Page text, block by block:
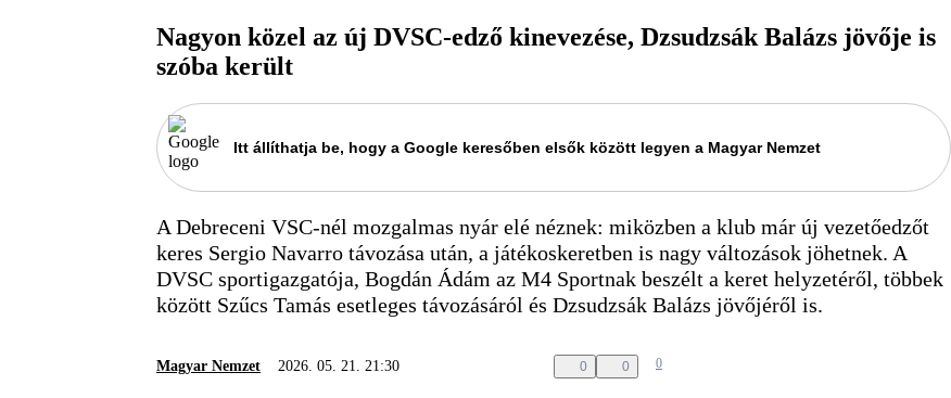
Nagyon közel az új DVSC-edző kinevezése, Dzsudzsák Balázs jövője is
szóba került
Itt állíthatja be, hogy a Google keresőben elsők között legyen a Magyar Nemzet
A Debreceni VSC-nél mozgalmas nyár elé néznek: miközben a klub már új vezetőedzőt
keres Sergio Navarro távozása után, a játékoskeretben is nagy változások jöhetnek. A
DVSC sportigazgatója, Bogdán Ádám az M4 Sportnak beszélt a keret helyzetéről, többek
között Szűcs Tamás esetleges távozásáról és Dzsudzsák Balázs jövőjéről is.
Magyar Nemzet 2026. 05. 21. 21:30 0 0 0